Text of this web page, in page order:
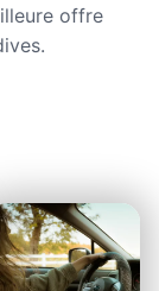
offre